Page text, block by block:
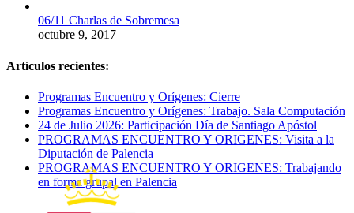
06/11 Charlas de Sobremesa
octubre 9, 2017
Artículos recientes:
Programas Encuentro y Orígenes: Cierre
Programas Encuentro y Orígenes: Trabajo. Sala Computación
24 de Julio 2026: Participación Día de Santiago Apóstol
PROGRAMAS ENCUENTRO Y ORIGENES: Visita a la
Diputación de Palencia
PROGRAMAS ENCUENTRO Y ORIGENES: Trabajando
en forma grupal en Palencia